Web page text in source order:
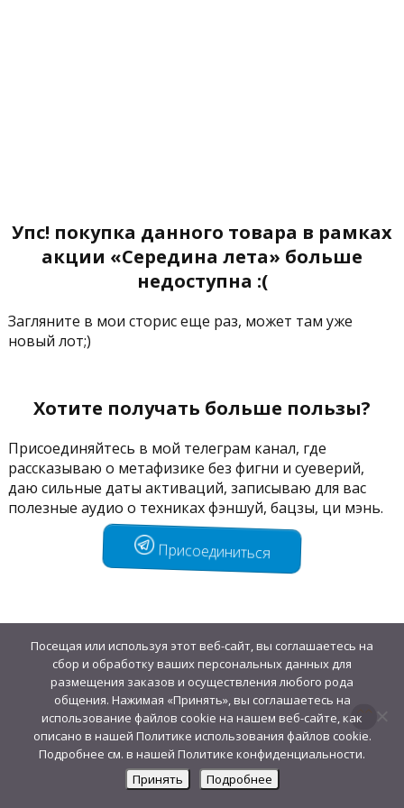
Упс! покупка данного товара в рамках
акции «Середина лета» больше
недоступна :(
Загляните в мои сторис еще раз, может там уже
новый лот;)
Хотите получать больше пользы?
Присоединяйтесь в мой телеграм канал, где
рассказываю о метафизике без фигни и суеверий,
даю сильные даты активаций, записываю для вас
полезные аудио о техниках фэншуй, бацзы, ци мэнь.
Присоединиться
Посещая или используя этот веб-сайт, вы соглашаетесь на
сбор и обработку ваших персональных данных для
размещения заказов и осуществления любого рода
общения. Нажимая «Принять», вы соглашаетесь на
использование файлов cookie на нашем веб-сайте, как
описано в нашей Политике использования файлов cookie.
Подробнее см. в нашей Политике конфиденциальности.
Принять
Подробнее